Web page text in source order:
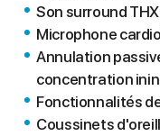
Son surround
Microphone
Annulation
concentration
Fonctionnalités
Coussinets